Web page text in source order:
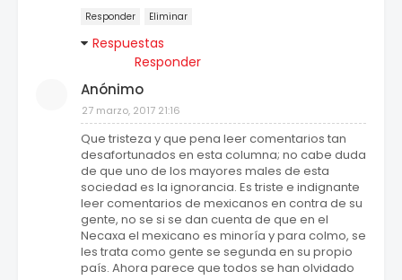
Responder Eliminar
Respuestas
Responder
Anónimo
27 marzo, 2017 21:16
Que tristeza y que pena leer comentarios tan
desafortunados en esta columna; no cabe duda
de que uno de los mayores males de esta
sociedad es la ignorancia. Es triste e indignante
leer comentarios de mexicanos en contra de su
gente, no se si se dan cuenta de que en el
Necaxa el mexicano es minoría y para colmo, se
les trata como gente se segunda en su propio
país. Ahora parece que todos se han olvidado